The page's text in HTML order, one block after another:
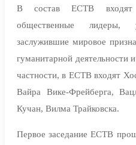
В состав ЕСТВ входят
общественные лидеры,
заслужившие мировое
гуманитарной деятельности
частности, в ЕСТВ входят
Вайра Вике-Фрейберга,
Кучан, Вилма Трайковска.
Первое заседание ЕСТВ